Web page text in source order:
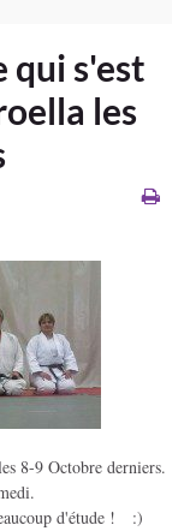
qui s'est
les
8-9 Octobre derniers.
d'étude !
:)